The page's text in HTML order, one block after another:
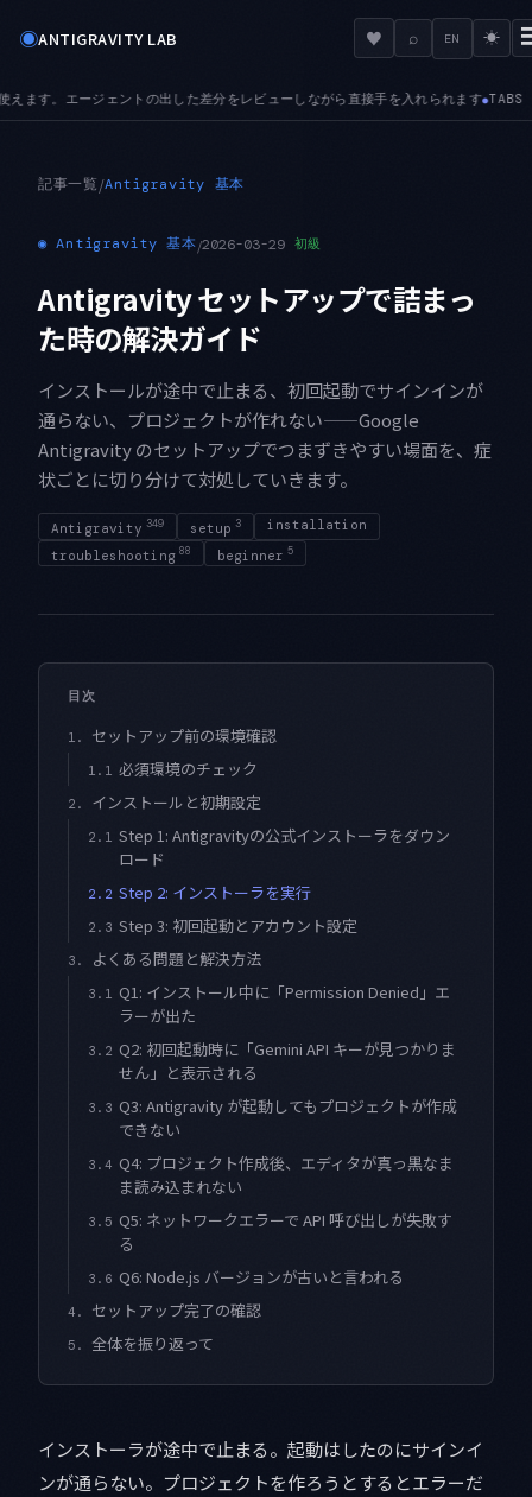
◉ANTIGRAVITY LAB ♥ ⌕ EN ☀
れられます●TABS — プレビュータブが加わりました。次のファイルを開くと入れ
記事一覧/Antigravity 基本
◉ Antigravity 基本/2026-03-29 初級
Antigravity セットアップで詰まっ
た時の解決ガイド
インストールが途中で止まる、初回起動でサインインが
通らない、プロジェクトが作れない——Google
Antigravity のセットアップでつまずきやすい場面を、症
状ごとに切り分けて対処していきます。
Antigravity 349 setup 3
installation
troubleshooting 88 beginner 5
目次
1. セットアップ前の環境確認
1.1 必須環境のチェック
2. インストールと初期設定
2.1 Step 1: Antigravityの公式インストーラをダウン
ロード
2.2 Step 2: インストーラを実行
2.3 Step 3: 初回起動とアカウント設定
3. よくある問題と解決方法
3.1 Q1: インストール中に「Permission Denied」エ
ラーが出た
3.2 Q2: 初回起動時に「Gemini API キーが見つかりま
せん」と表示される
3.3 Q3: Antigravity が起動してもプロジェクトが作成
できない
3.4 Q4: プロジェクト作成後、エディタが真っ黒なま
ま読み込まれない
3.5 Q5: ネットワークエラーで API 呼び出しが失敗す
る
3.6 Q6: Node.js バージョンが古いと言われる
4. セットアップ完了の確認
5. 全体を振り返って
インストーラが途中で止まる。起動はしたのにサインイ
ンが通らない。プロジェクトを作ろうとするとエラーだ